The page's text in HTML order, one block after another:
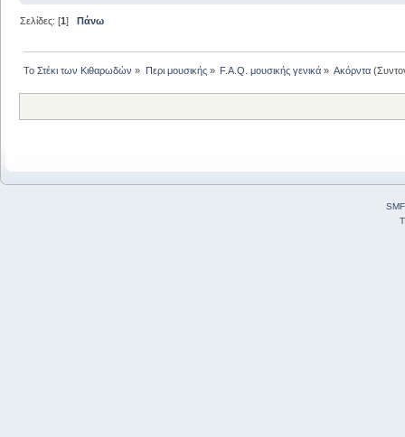
Σελίδες: [1]Πάνω
Το Στέκι των Κιθαρωδών » Περι μουσικής» F.A.Q. μουσικής γενικά» Ακόρντα